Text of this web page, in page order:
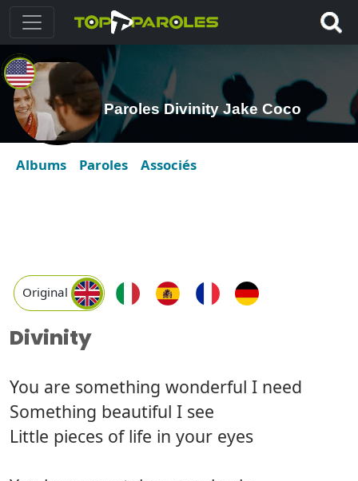
Paroles Divinity Jake Coco
Albums Paroles Associés
Original
Divinity
You are something wonderful I need
Something beautiful I see
Little pieces of life in your eyes